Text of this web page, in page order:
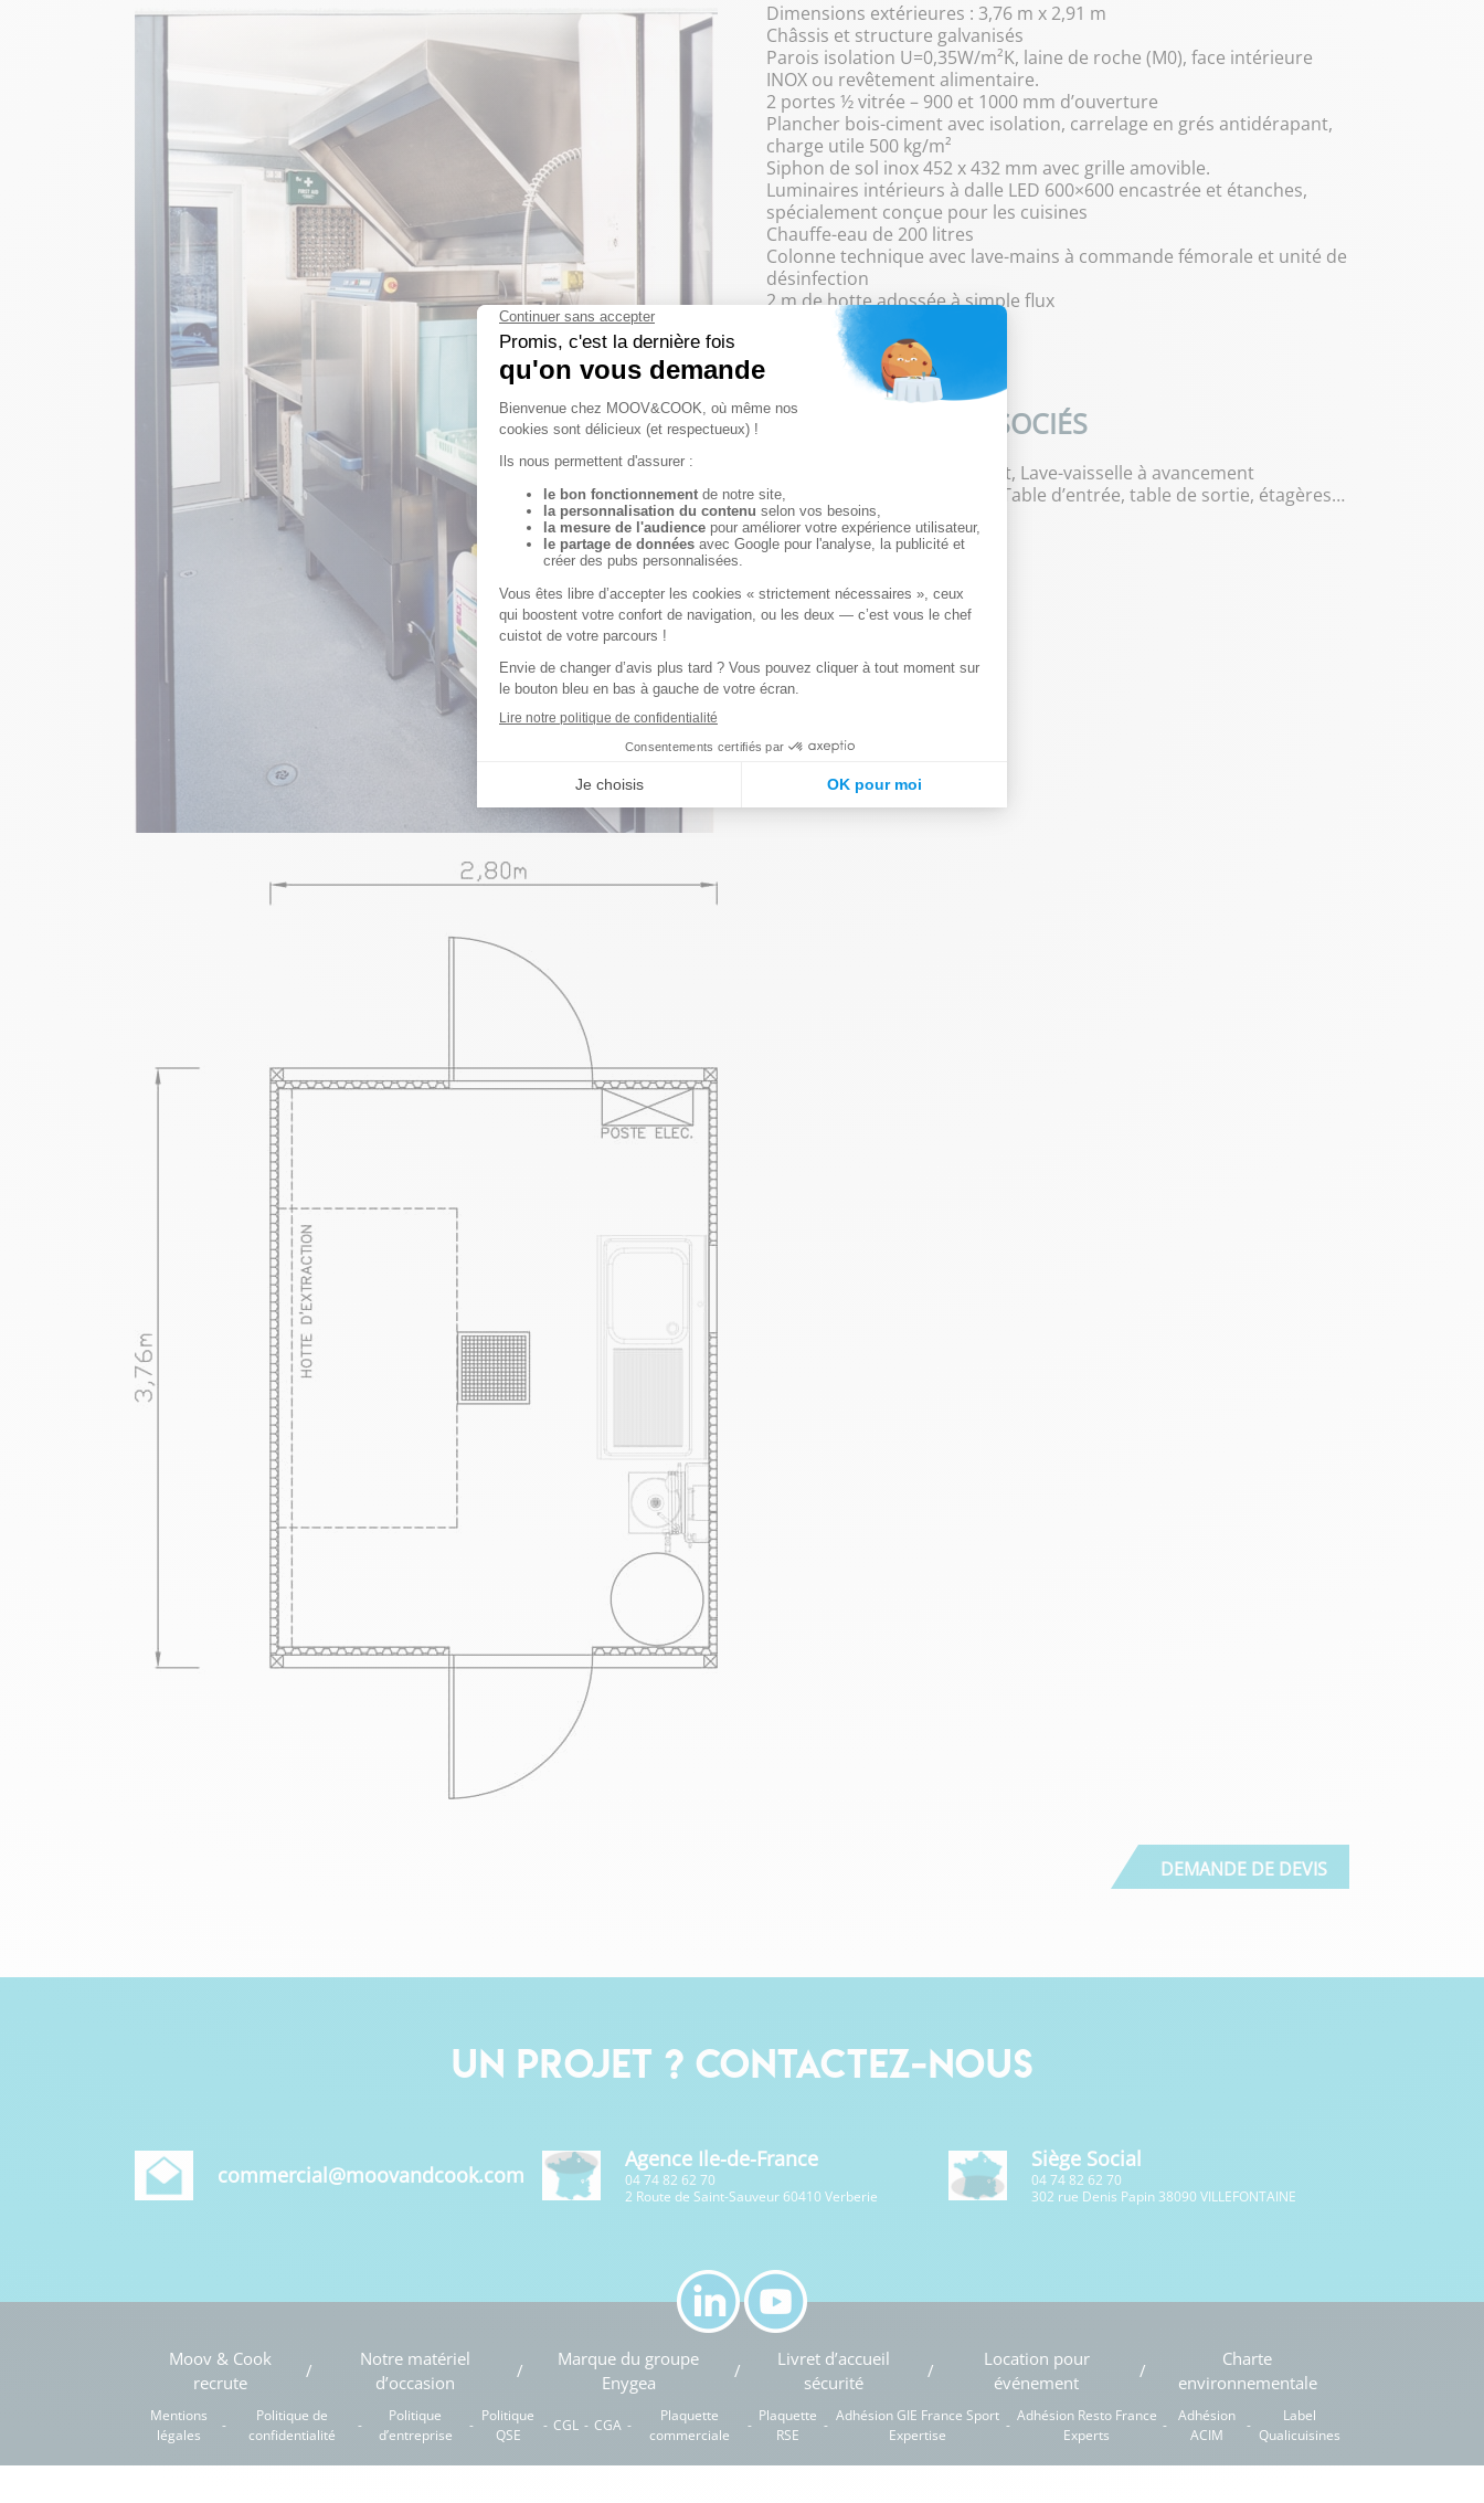
Dimensions extérieures : 3,76 m x 2,91 m
Châssis et structure galvanisés
Parois isolation U=0,35W/m²K, laine de roche (M0), face intérieure
INOX ou revêtement alimentaire.
2 portes ½ vitrée – 900 et 1000 mm d’ouverture
Plancher bois-ciment avec isolation, carrelage en grés antidérapant,
charge utile 500 kg/m²
Siphon de sol inox 452 x 432 mm avec grille amovible.
Luminaires intérieurs à dalle LED 600×600 encastrée et étanches,
spécialement conçue pour les cuisines
Chauffe-eau de 200 litres
Colonne technique avec lave-mains à commande fémorale et unité de
désinfection
2 m de hotte adossée à simple flux
Ventilation haute et basse
ÉQUIPEMENTS ASSOCIÉS
Plonge, Lave-vaisselle à capot, Lave-vaisselle à avancement
automatique, Lave-batterie, Table d’entrée, table de sortie, étagères…
DEMANDE DE DEVIS
Un projet ? Contactez-nous
commercial@moovandcook.com
Agence Ile-de-France
04 74 82 62 70
2 Route de Saint-Sauveur 60410 Verberie
Siège Social
04 74 82 62 70
302 rue Denis Papin 38090 VILLEFONTAINE
Moov & Cook
recrute
Notre matériel
d’occasion
Marque du groupe
Enygea
Livret d’accueil
sécurité
Location pour
événement
Charte
environnementale
Mentions
légales
Politique de
confidentialité
Politique
d’entreprise
Politique
QSE
CGL CGA
Plaquette
commerciale
Plaquette
RSE
Adhésion GIE France Sport
Expertise
Adhésion Resto France
Experts
Adhésion
ACIM
Label
Qualicuisines